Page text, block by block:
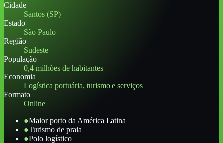
Cidade
Santos (SP)
Estado
São Paulo
Região
Sudeste
População
0,4 milhões de habitantes
Economia
Logística portuária, turismo e serviços
Formato
Online
●Maior porto da América Latina
●Turismo de praia
●Polo logístico